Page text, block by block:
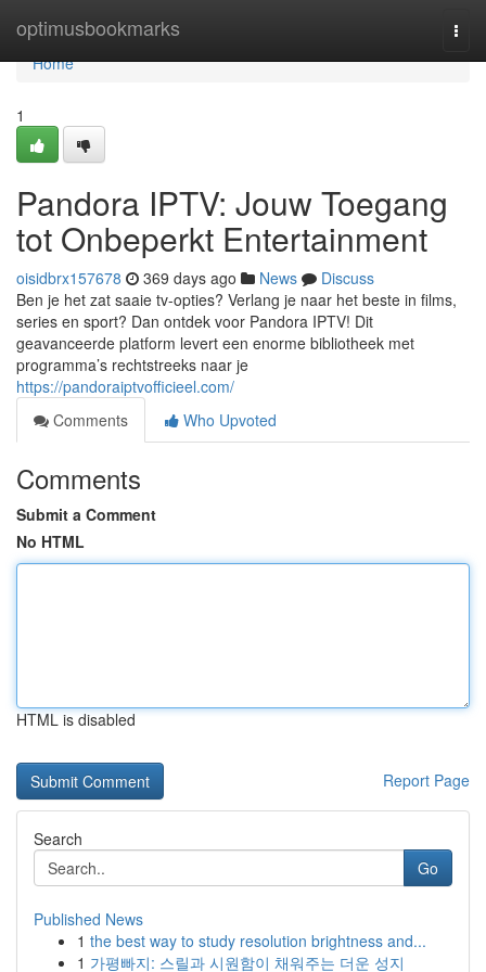
optimusbookmarks
Home
Home
1
Pandora IPTV: Jouw Toegang
tot Onbeperkt Entertainment
oisidbrx157678 369 days ago News
Discuss
Ben je het zat saaie tv-opties? Verlang je naar het beste in films,
series en sport? Dan ontdek voor Pandora IPTV! Dit
geavanceerde platform levert een enorme bibliotheek met
programma’s rechtstreeks naar je
https://pandoraiptvofficieel.com/
Comments
Who Upvoted
Comments
Submit a Comment
No HTML
HTML is disabled
Report Page
Search
Go
Published News
1 the best way to study resolution brightness and...
1 가평빠지: 스릴과 시원함이 채워주는 더운 성지